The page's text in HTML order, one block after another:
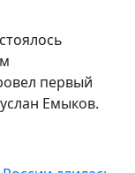
первый
Емыков.